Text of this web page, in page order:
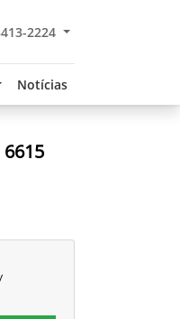
2224
Notícias
6615